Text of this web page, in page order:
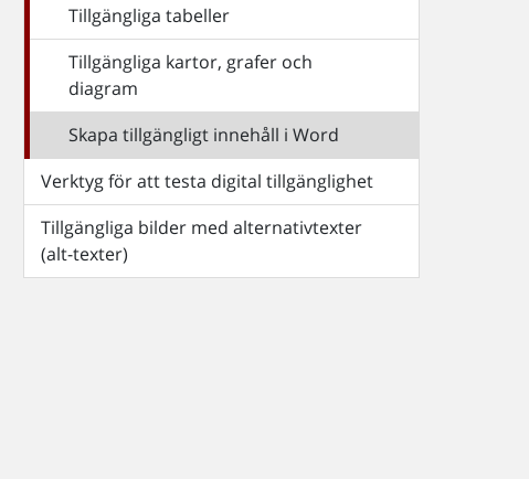
Tillgängliga tabeller
Tillgängliga kartor, grafer och
diagram
Skapa tillgängligt innehåll i Word
Verktyg för att testa digital tillgänglighet
Tillgängliga bilder med alternativtexter
(alt-texter)